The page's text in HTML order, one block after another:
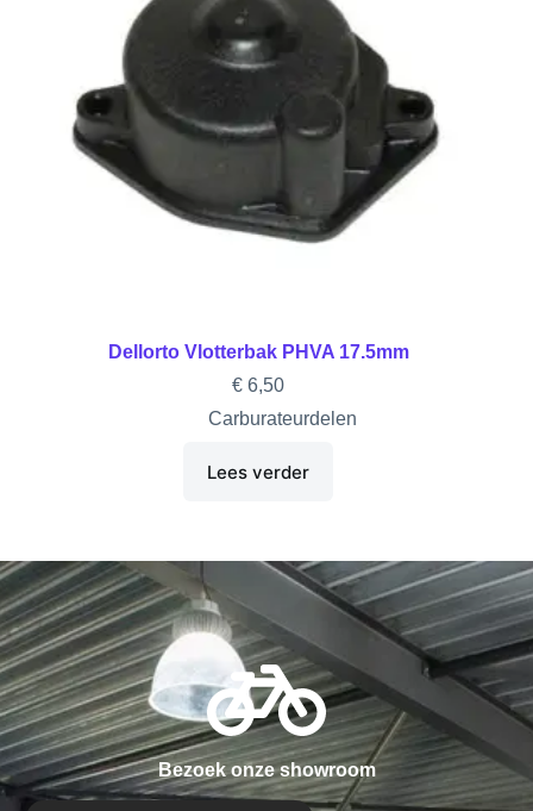
Dellorto Vlotterbak PHVA 17.5mm
€ 6,50
Carburateurdelen
Lees verder
Bezoek onze showroom